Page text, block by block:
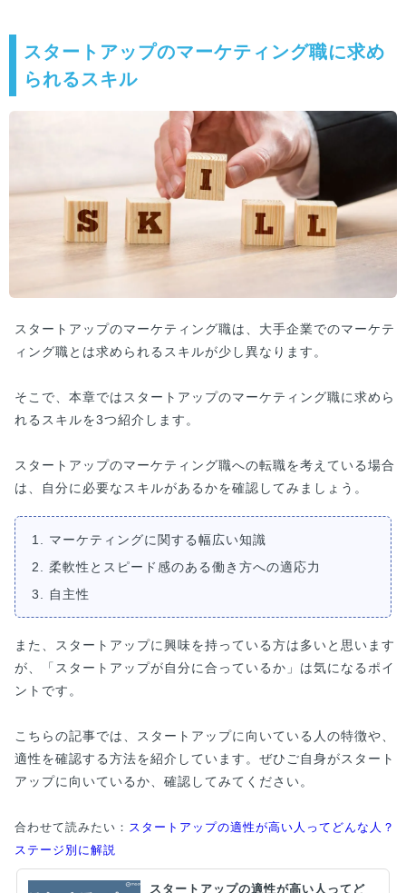
自発的にしているパターンが多いです。実例もご
紹介するので、ぜひ参考にしてください。
スタートアップのマーケティング職に求め
られるスキル
スタートアップのマーケティング職は、大手企業でのマーケテ
ィング職とは求められるスキルが少し異なります。
そこで、本章ではスタートアップのマーケティング職に求めら
れるスキルを3つ紹介します。
スタートアップのマーケティング職への転職を考えている場合
は、自分に必要なスキルがあるかを確認してみましょう。
1. マーケティングに関する幅広い知識
2. 柔軟性とスピード感のある働き方への適応力
3. 自主性
また、スタートアップに興味を持っている方は多いと思います
が、「スタートアップが自分に合っているか」は気になるポイ
ントです。
こちらの記事では、スタートアップに向いている人の特徴や、
適性を確認する方法を紹介しています。ぜひご自身がスタート
アップに向いているか、確認してみてください。
合わせて読みたい： スタートアップの適性が高い人ってどんな人？
ステージ別に解説
スタートアップの適性が高い人ってど